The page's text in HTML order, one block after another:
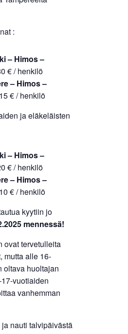
:
– Himos –
€ / henkilö
– Himos –
€ / henkilö
ja eläkeläisten
– Himos –
€ / henkilö
– Himos –
€ / henkilö
kyytiin jo
mennessä!
ovat tervetulleita
mutta alle 16-
oltava huoltajan
vuotiaiden
vanhemman
nauti talvipäivästä